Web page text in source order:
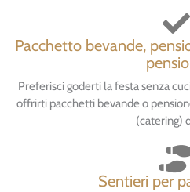
Pacchetto bevande,
Preferisci goderti la festa senza
offrirti pacchetti bevande o
(catering)
Sentieri per